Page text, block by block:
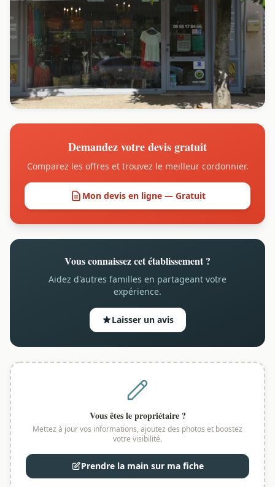
Demandez votre devis gratuit
Comparez les offres et trouvez le meilleur cordonnier.
Mon devis en ligne — Gratuit
Vous connaissez cet établissement ?
Aidez d'autres familles en partageant votre
expérience.
Laisser un avis
Vous êtes le propriétaire ?
Mettez à jour vos informations, ajoutez des photos et boostez
votre visibilité.
Prendre la main sur ma fiche